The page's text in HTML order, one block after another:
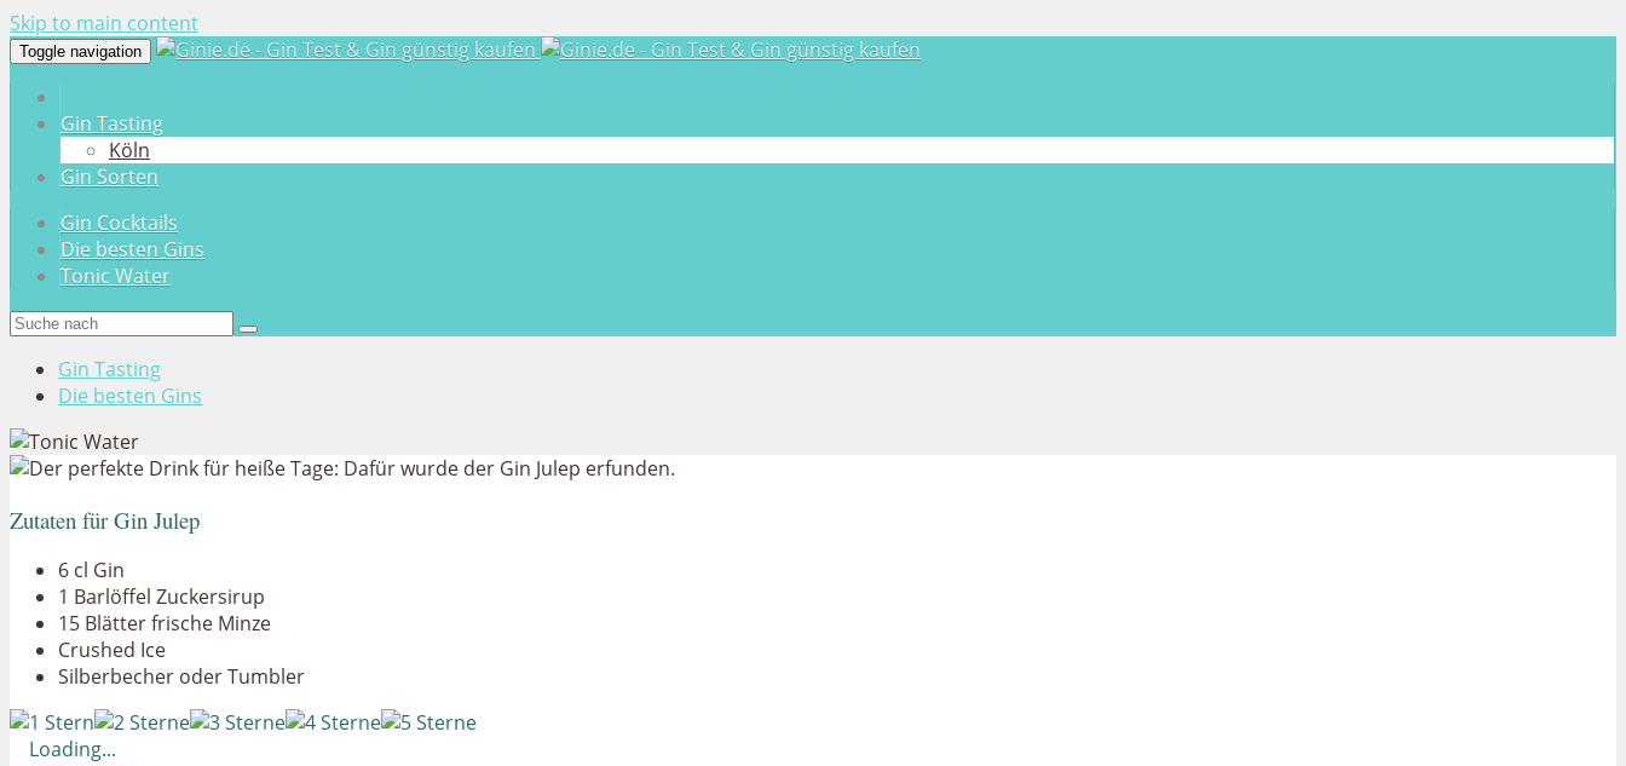
Skip to main content
Toggle navigation
Gin Tasting
Köln
Gin Sorten
Gin Cocktails
Die besten Gins
Tonic Water
Gin Tasting
Die besten Gins
Zutaten für Gin Julep
6 cl Gin
1 Barlöffel Zuckersirup
15 Blätter frische Minze
Crushed Ice
Silberbecher oder Tumbler
Loading...